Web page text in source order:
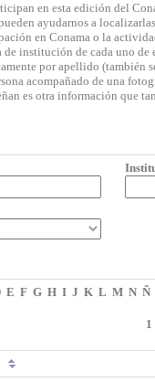
en esta edición del
ayudarnos a
en Conama o la
de institución de cada uno
por apellido (también
acompañado de una
es otra información que
E F G H I J K L M N Ñ
1